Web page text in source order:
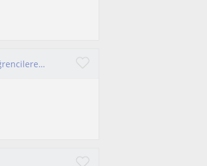
moleküler biyolog olarak biyolojiyi ve doğayı aldığım eğitimle öğrencilere aktarmak isterim.